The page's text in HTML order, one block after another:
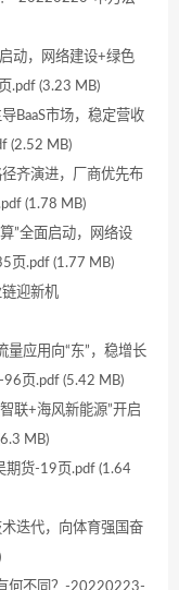
动，网络建设+绿色
.pdf (3.23 MB)
BaaS市场，稳定营收
(2.52 MB)
齐演进，厂商优先布
(1.78 MB)
”全面启动，网络设
页.pdf (1.77 MB)
迎新机
应用向“东”，稳增长
页.pdf (5.42 MB)
联+海风新能源”开启
MB)
货-19页.pdf (1.64
迭代，向体育强国奋